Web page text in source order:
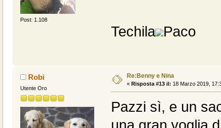
Post: 1.108
Techila Paco
Robi
Utente Oro
Re:Benny e Nina
« Risposta #13 il: 18 Marzo 2019,
Pazzi sì, e un